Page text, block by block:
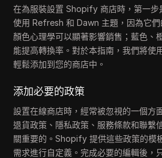
在為服裝設置 Shopify 商店時，第一步
使用 Refresh 和 Dawn 主題，因為它
顏色心理學可以顯著影響銷售；藍色、
能提高轉換率。對於本指南，我們將使
輕鬆添加到您的商店中。
添加必要的政策
設置在線商店時，經常被忽視的一個方
退貨政策、隱私政策、服務條款和聯繫
關重要的。Shopify 提供這些政策的模
需求進行自定義。完成必要的編輯後，